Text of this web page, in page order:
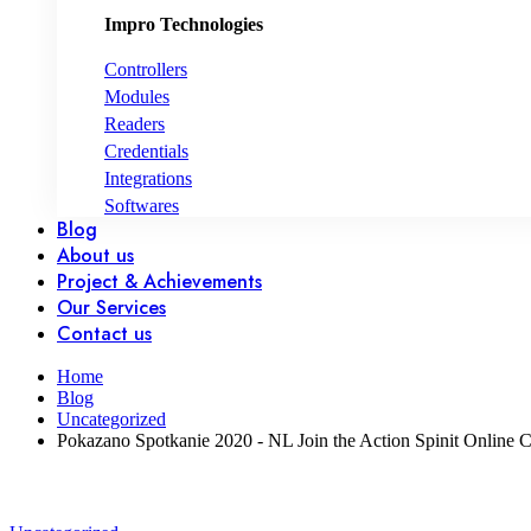
Impro Technologies
Controllers
Modules
Readers
Credentials
Integrations
Softwares
Blog
About us
Project & Achievements
Our Services
Contact us
Home
Blog
Uncategorized
Pokazano Spotkanie 2020 - NL Join the Action Spinit Online